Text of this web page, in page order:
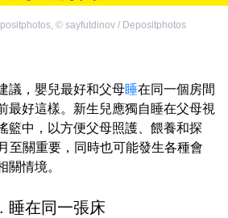
, © sayfutdinov / Depositphotos
議，嬰兒最好和父母睡在同一個房間
最好這樣。新生兒應獨自睡在父母視
籃中，以方便父母照護、餵養和探
至關重要，同時也可能發生各種會
關情境。
睡在同一張床